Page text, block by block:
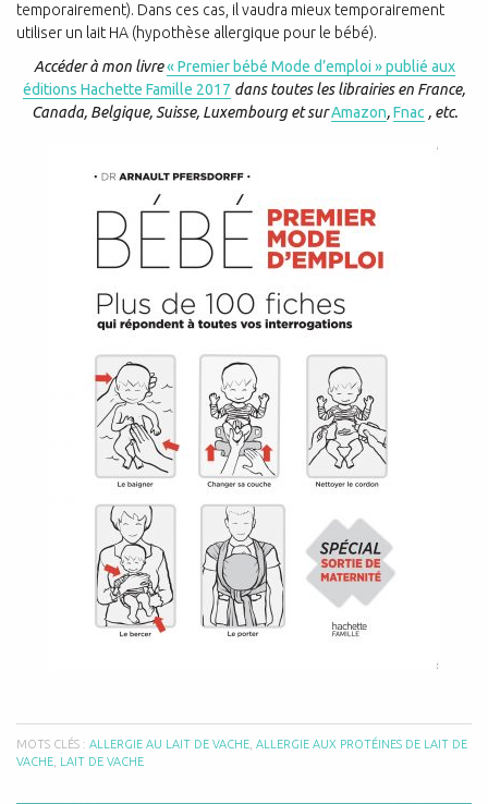
temporairement). Dans ces cas, il vaudra mieux temporairement
utiliser un lait HA (hypothèse allergique pour le bébé).
Accéder à mon livre« Premier bébé Mode d’emploi » publié aux
éditions Hachette Famille 2017 dans toutes les librairies en France,
Canada, Belgique, Suisse, Luxembourg et surAmazon,Fnac , etc.
MOTS CLÉS : ALLERGIE AU LAIT DE VACHE ALLERGIE AUX PROTÉINES DE LAIT DE
VACHE LAIT DE VACHE